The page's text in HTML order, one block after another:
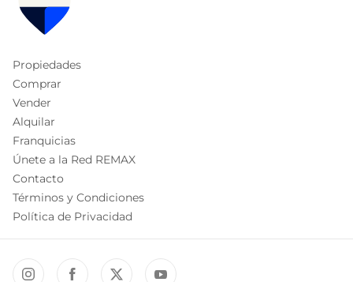
Propiedades
Comprar
Vender
Alquilar
Franquicias
Únete a la Red REMAX
Contacto
Términos y Condiciones
Política de Privacidad